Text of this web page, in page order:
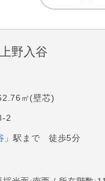
野入谷
㎡(壁芯)
2
」駅まで 徒歩5分